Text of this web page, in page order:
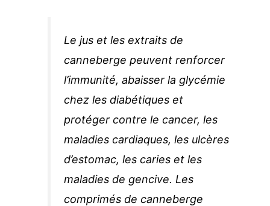
Le jus et les extraits de
canneberge peuvent renforcer
l’immunité, abaisser la glycémie
chez les diabétiques et
protéger contre le cancer, les
maladies cardiaques, les ulcères
d’estomac, les caries et les
maladies de gencive. Les
comprimés de canneberge